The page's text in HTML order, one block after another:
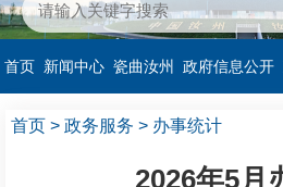
首页 新闻中心 瓷曲汝州 政府信息公开
首页 > 政务服务 > 办事统计
2026年5月